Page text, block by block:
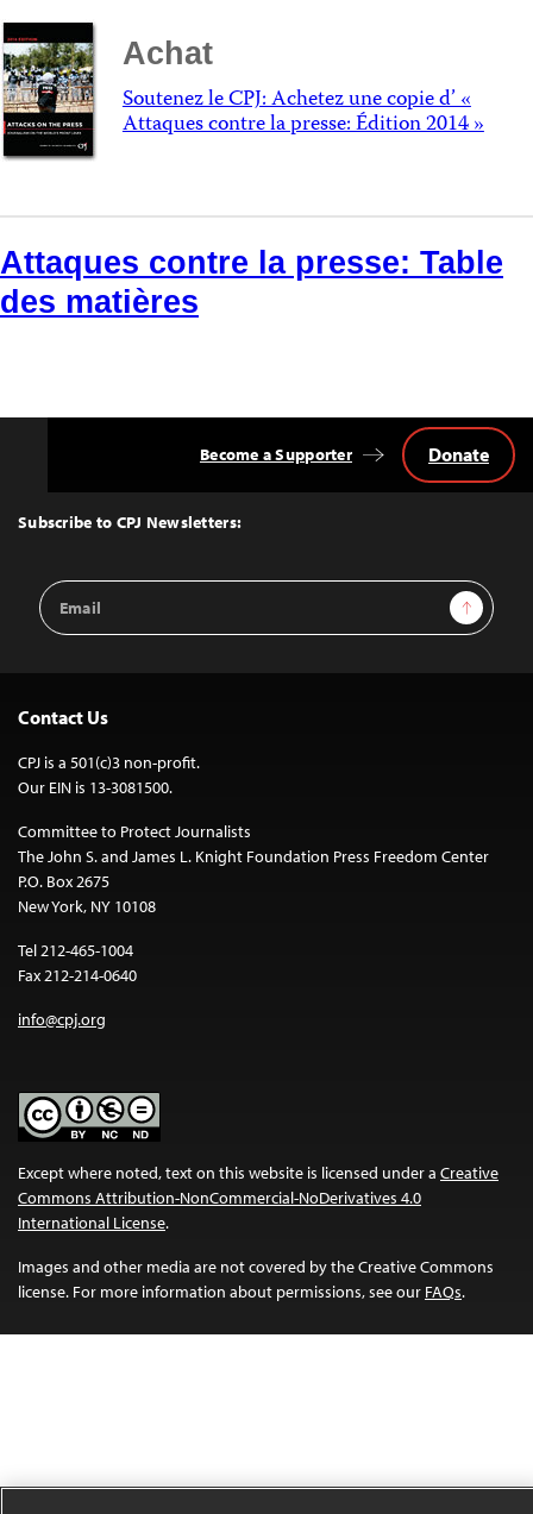
Achat
Soutenez le CPJ: Achetez une copie d’ «
Attaques contre la presse: Édition 2014 »
Attaques contre la presse: Table
des matières
Top
Subscribe to CPJ Newsletters:
Email
Address
Sign Up
Become a Supporter Donate
Contact Us
CPJ is a 501(c)3 non-profit.
Our EIN is 13-3081500.
Committee to Protect Journalists
The John S. and James L. Knight Foundation Press Freedom Center
P.O. Box 2675
New York, NY 10108
Tel 212-465-1004
Fax 212-214-0640
info@cpj.org
Except where noted, text on this website is licensed under a Creative
Commons Attribution-NonCommercial-NoDerivatives 4.0
International License.
Images and other media are not covered by the Creative Commons
license. For more information about permissions, see our FAQs.